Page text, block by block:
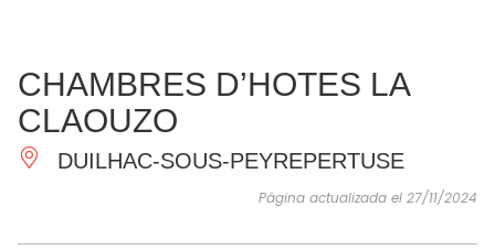
IMPRESCINDIBLES
HACER
INSPIRACIONES
CHAMBRES D’HOTES LA
CLAOUZO
DUILHAC-SOUS-PEYREPERTUSE
Página actualizada el 27/11/2024